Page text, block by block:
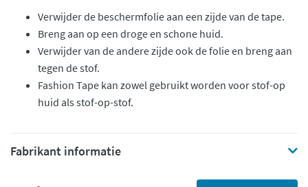
Verwijder de beschermfolie aan een zijde van de tape.
Breng aan op een droge en schone huid.
Verwijder van de andere zijde ook de folie en breng aan
tegen de stof.
Fashion Tape kan zowel gebruikt worden voor stof-op
huid als stof-op-stof.
Fabrikant informatie